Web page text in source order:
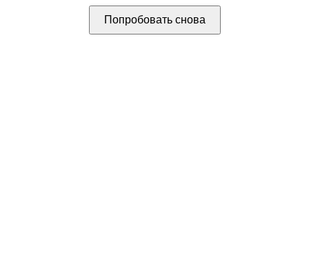
Попробовать снова